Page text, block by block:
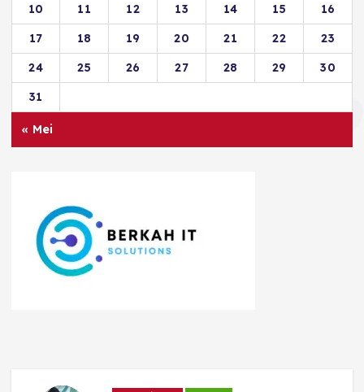
10
11 12 13 14 15
16
17
18 19 20 21 22
23
24
25 26 27 28 29
30
31
« Mei